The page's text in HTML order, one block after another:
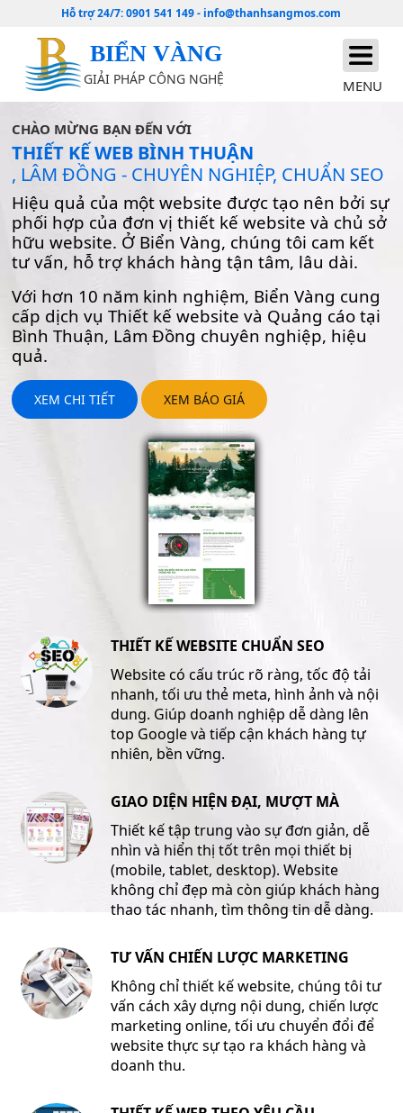
Hỗ trợ 24/7:0901 541 149- info@thanhsangmos.com
BIỂN VÀNG
GIẢI PHÁP CÔNG NGHỆ MENU
CHÀO MỪNG BẠN ĐẾN VỚI
THIẾT KẾ WEB BÌNH THUẬN
, LÂM ĐỒNG - CHUYÊN NGHIỆP, CHUẨN SEO
Hiệu quả của một website được tạo nên bởi sự
phối hợp của đơn vị thiết kế website và chủ sở
hữu website. Ở Biển Vàng, chúng tôi cam kết
tư vấn, hỗ trợ khách hàng tận tâm, lâu dài.
Với hơn 10 năm kinh nghiệm, Biển Vàng cung
cấp dịch vụ Thiết kế website và Quảng cáo tại
Bình Thuận, Lâm Đồng chuyên nghiệp, hiệu
quả.
XEM CHI TIẾT XEM BÁO GIÁ
THIẾT KẾ WEBSITE CHUẨN SEO
Website có cấu trúc rõ ràng, tốc độ tải
nhanh, tối ưu thẻ meta, hình ảnh và nội
dung. Giúp doanh nghiệp dễ dàng lên
top Google và tiếp cận khách hàng tự
nhiên, bền vững.
GIAO DIỆN HIỆN ĐẠI, MƯỢT MÀ
Thiết kế tập trung vào sự đơn giản, dễ
nhìn và hiển thị tốt trên mọi thiết bị
(mobile, tablet, desktop). Website
không chỉ đẹp mà còn giúp khách hàng
thao tác nhanh, tìm thông tin dễ dàng.
TƯ VẤN CHIẾN LƯỢC MARKETING
Không chỉ thiết kế website, chúng tôi tư
vấn cách xây dựng nội dung, chiến lược
marketing online, tối ưu chuyển đổi để
website thực sự tạo ra khách hàng và
doanh thu.